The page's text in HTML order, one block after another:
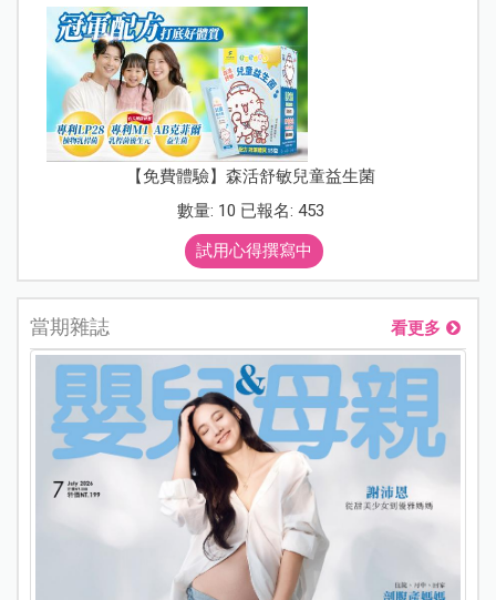
【免費體驗】森活舒敏兒童益生菌
數量: 10 已報名: 453
試用心得撰寫中
當期雜誌 看更多